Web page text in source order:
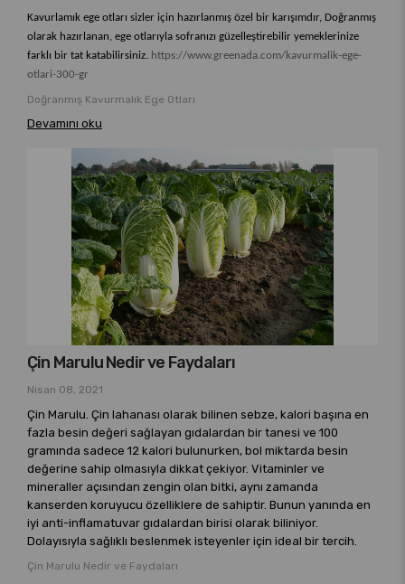
Kavurlamık ege otları sizler için hazırlanmış özel bir karışımdır, Doğranmış
olarak hazırlanan, ege otlarıyla sofranızı güzelleştirebilir yemeklerinize
farklı bir tat katabilirsiniz. https://www.greenada.com/kavurmalik-ege-
otlari-300-gr
Doğranmış Kavurmalık Ege Otları
Devamını oku
Çin Marulu Nedir ve Faydaları
Nisan 08, 2021
Çin Marulu. Çin lahanası olarak bilinen sebze, kalori başına en
fazla besin değeri sağlayan gıdalardan bir tanesi ve 100
gramında sadece 12 kalori bulunurken, bol miktarda besin
değerine sahip olmasıyla dikkat çekiyor. Vitaminler ve
mineraller açısından zengin olan bitki, aynı zamanda
kanserden koruyucu özelliklere de sahiptir. Bunun yanında en
iyi anti-inflamatuvar gıdalardan birisi olarak biliniyor.
Dolayısıyla sağlıklı beslenmek isteyenler için ideal bir tercih.
Çin Marulu Nedir ve Faydaları